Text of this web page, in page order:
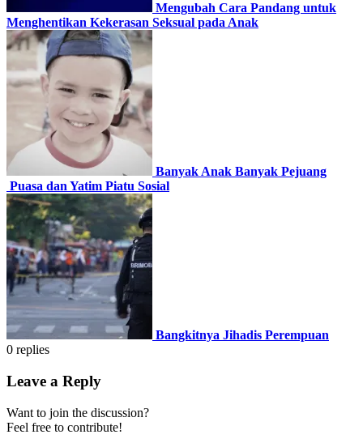
Mengubah Cara Pandang untuk
Menghentikan Kekerasan Seksual pada Anak
Banyak Anak Banyak Pejuang
Puasa dan Yatim Piatu Sosial
Bangkitnya Jihadis Perempuan
0 replies
Leave a Reply
Want to join the discussion?
Feel free to contribute!